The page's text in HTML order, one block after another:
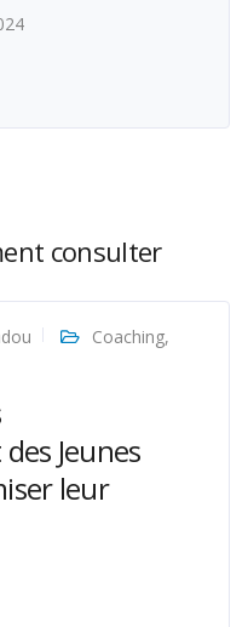
consulter
Coaching,
Jeunes
leur